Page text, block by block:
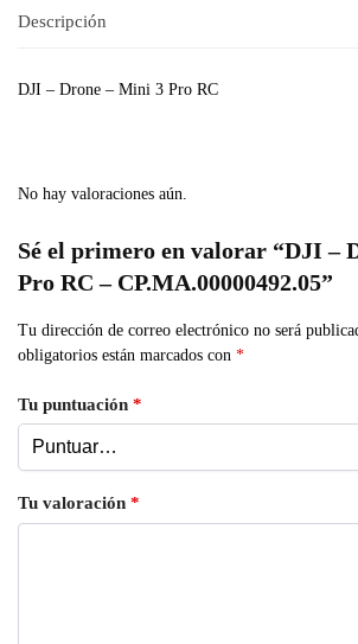
Descripción
DJI – Drone – Mini 3 Pro RC
No hay valoraciones aún.
Sé el primero en valorar “DJI –
Pro RC – CP.MA.00000492.05”
Tu dirección de correo electrónico no será
obligatorios están marcados con *
Tu puntuación *
Tu valoración *